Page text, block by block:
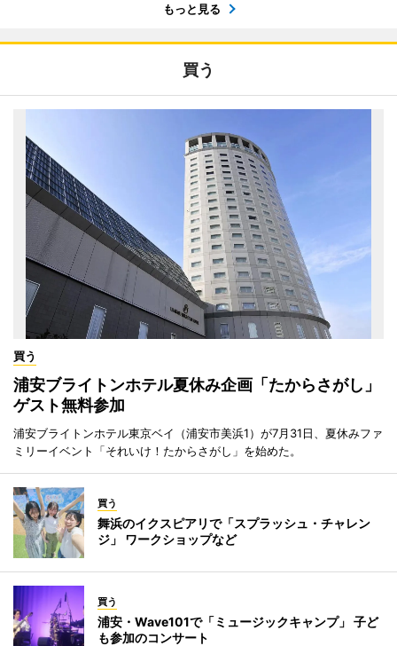
もっと見る
買う
買う
浦安ブライトンホテル夏休み企画「たからさがし」
ゲスト無料参加
浦安ブライトンホテル東京ベイ（浦安市美浜1）が7月31日、夏休みファ
ミリーイベント「それいけ！たからさがし」を始めた。
買う
舞浜のイクスピアリで「スプラッシュ・チャレン
ジ」 ワークショップなど
買う
浦安・Wave101で「ミュージックキャンプ」 子ど
も参加のコンサート